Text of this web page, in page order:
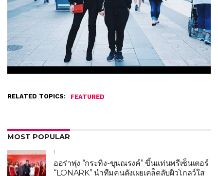
RELATED TOPICS: FEATURED
MOST POPULAR
1
ออร่าพุ่ง “กระทิง-ขุนณรงค์” ขึ้นแท่นพรีเซ็นเตอร์
“LONARK” นำทีมคนดังเผยเคล็ดลับผิวโกลว์ใส